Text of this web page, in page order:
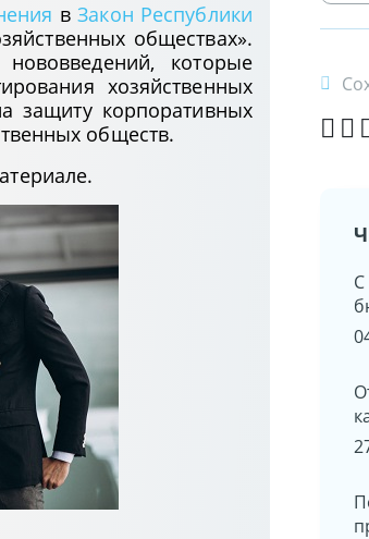
вЗакон Республики
обществах».
которые
хозяйственных
защиту корпоративных
обществ.
Новая форма электронного счета-
фактуры и порядок его создания,
заполнения, хранения
18.05.2026
Доступ к актуальному
законодательству Республики
Беларусь в вашем смартфоне: новая
версия мобильного приложения
ЭТАЛОН-ONLINE
С